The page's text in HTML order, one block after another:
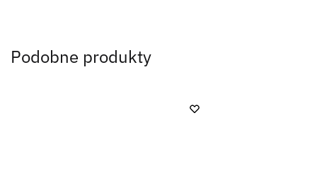
Podobne produkty